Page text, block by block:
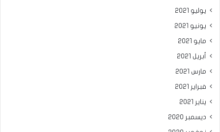
يوليو 2021
يونيو 2021
مايو 2021
أبريل 2021
مارس 2021
فبراير 2021
يناير 2021
ديسمبر 2020